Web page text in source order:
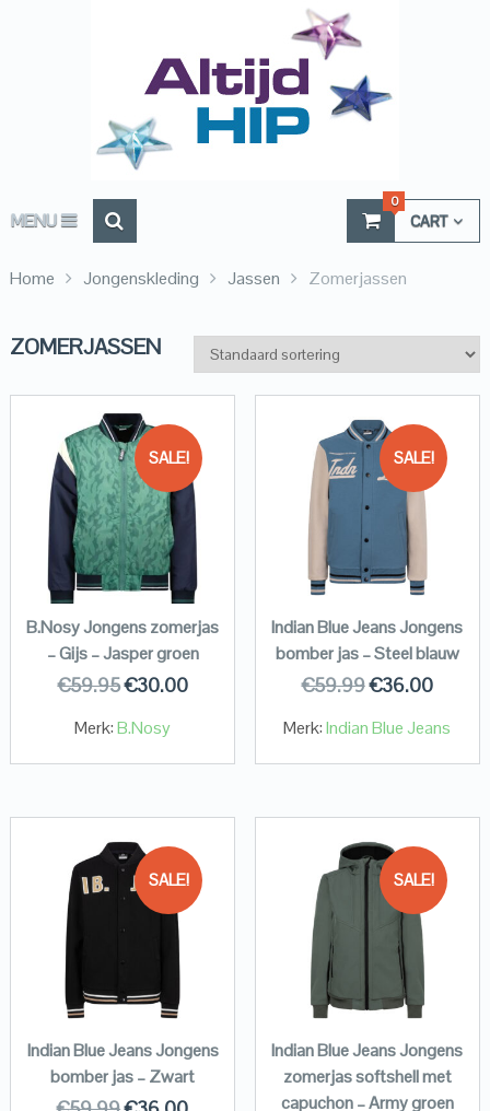
MENU CART
0
Home Jongenskleding Jassen Zomerjassen
ZOMERJASSEN
SALE!
B.Nosy Jongens zomerjas
– Gijs – Jasper groen
€59.95€30.00
Merk:B.Nosy
SALE!
Indian Blue Jeans Jongens
bomber jas – Steel blauw
€59.99€36.00
Merk:Indian Blue Jeans
SALE!
Indian Blue Jeans Jongens
bomber jas – Zwart
SALE!
Indian Blue Jeans Jongens
zomerjas softshell met
capuchon – Army groen